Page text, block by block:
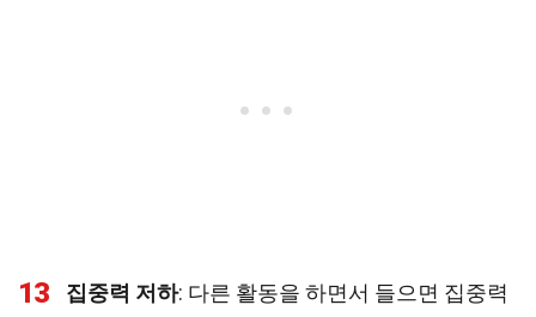
13 집중력 저하: 다른 활동을 하면서 들으면 집중력